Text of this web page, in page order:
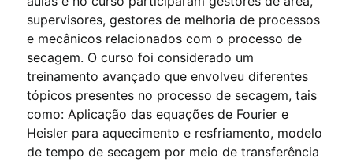
supervisores, gestores de melhoria de processos
e mecânicos relacionados com o processo de
secagem. O curso foi considerado um
treinamento avançado que envolveu diferentes
tópicos presentes no processo de secagem, tais
como: Aplicação das equações de Fourier e
Heisler para aquecimento e resfriamento, modelo
de tempo de secagem por meio de transferência